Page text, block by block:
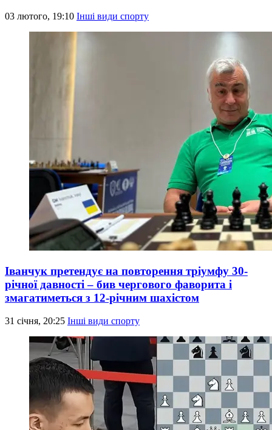
03 лютого, 19:10 Інші види спорту
Іванчук претендує на повторення тріумфу 30-
річної давності – бив чергового фаворита і
змагатиметься з 12-річним шахістом
31 січня, 20:25 Інші види спорту